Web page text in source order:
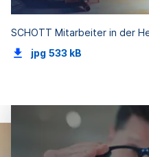
SCHOTT Mitarbeiter in der
jpg 533 kB